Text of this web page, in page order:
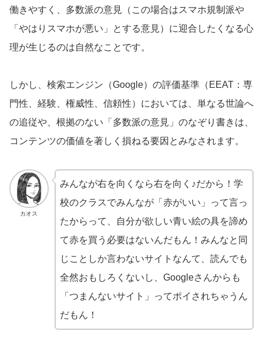
働きやすく、多数派の意見（この場合はスマホ規制派や
「やはりスマホが悪い」とする意見）に迎合したくなる心
理が生じるのは自然なことです。
しかし、検索エンジン（Google）の評価基準（EEAT：専
門性、経験、権威性、信頼性）においては、単なる世論へ
の追従や、根拠のない「多数派の意見」のなぞり書きは、
コンテンツの価値を著しく損ねる要因とみなされます。
カオス
みんなが右を向くなら右を向く♪だから！学
校のクラスでみんなが「赤がいい」って言っ
たからって、自分が欲しい青い絵の具を諦め
て赤を買う必要はないんだもん！みんなと同
じことしか言わないサイトなんて、読んでも
全然おもしろくないし、Googleさんからも
「つまんないサイト」ってポイされちゃうん
だもん！